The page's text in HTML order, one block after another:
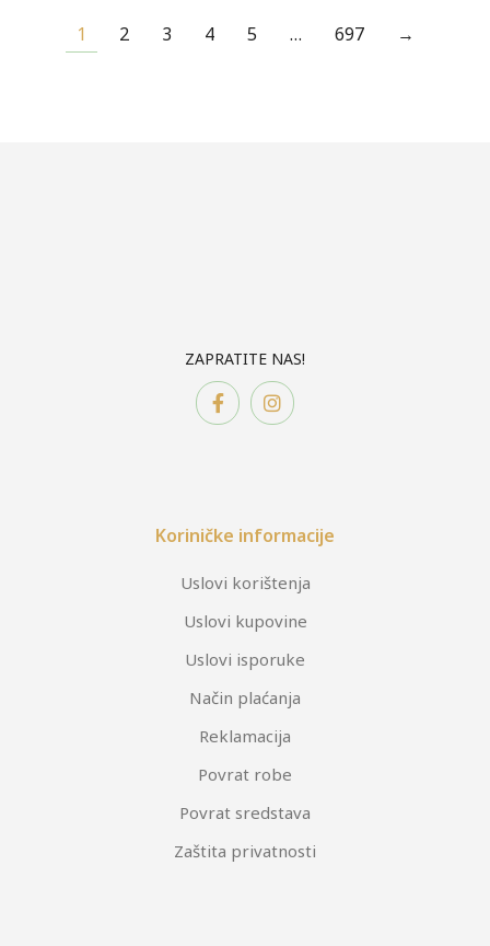
1 2 3 4 5 … 697 →
ZAPRATITE NAS!
Koriničke informacije
Uslovi korištenja
Uslovi kupovine
Uslovi isporuke
Način plaćanja
Reklamacija
Povrat robe
Povrat sredstava
Zaštita privatnosti